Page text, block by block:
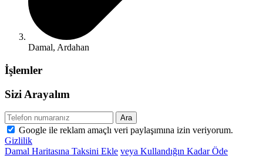
Damal, Ardahan
İşlemler
Sizi Arayalım
Ara
Google ile reklam amaçlı veri paylaşımına izin veriyorum.
Gizlilik
Damal Haritasına Taksini Ekle veya Kullandığın Kadar Öde